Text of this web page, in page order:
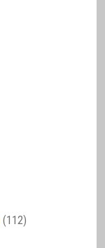
(112)